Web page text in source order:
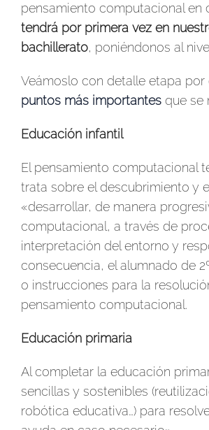
pensamiento computacional en
tendrá por primera vez en
bachillerato, poniéndonos al
Veámoslo con detalle etapa
puntos más importantes que se
Educación infantil
El pensamiento computacional
trata sobre el descubrimiento y
«desarrollar, de manera
computacional, a través de
interpretación del entorno y
consecuencia, el alumnado de
o instrucciones para la
pensamiento computacional.
Educación primaria
Al completar la educación
sencillas y sostenibles
robótica educativa…) para